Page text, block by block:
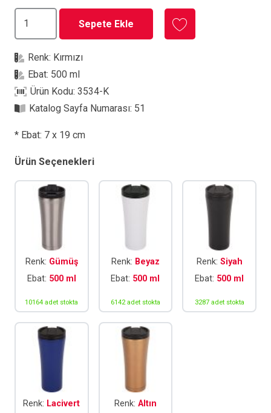
adet
Sepete Ekle
Renk: Kırmızı
Ebat: 500 ml
Ürün Kodu:3534-K
Katalog Sayfa Numarası: 51
* Ebat: 7 x 19 cm
Ürün Seçenekleri
Renk: Gümüş
Ebat: 500 ml
10164 adet stokta
Renk: Beyaz
Ebat: 500 ml
6142 adet stokta
Renk: Siyah
Ebat: 500 ml
3287 adet stokta
Renk: Lacivert
Renk: Altın